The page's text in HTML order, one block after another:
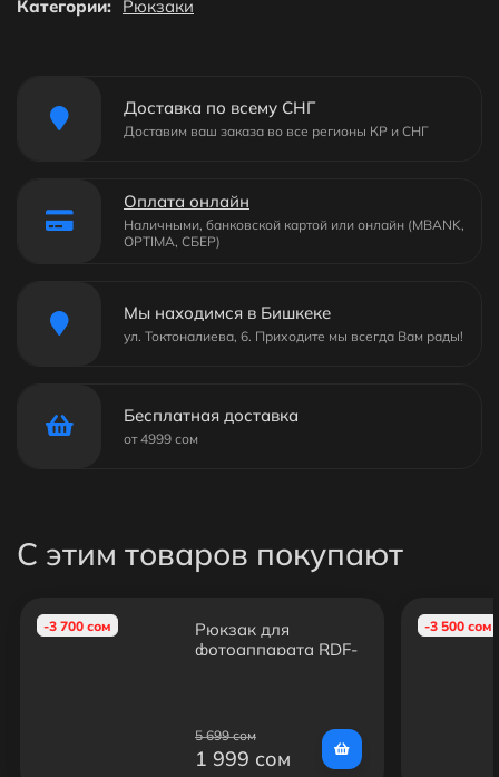
Категории: Рюкзаки
Доставка по всему СНГ
Доставим ваш заказа во все регионы КР и СНГ
Оплата онлайн
Наличными, банковской картой или онлайн (MBANK,
OPTIMA, СБЕР)
Мы находимся в Бишкеке
ул. Токтоналиева, 6. Приходите мы всегда Вам рады!
Бесплатная доставка
от 4999 сом
С этим товаров покупают
-3 700 сом
Рюкзак для
фотоаппарата RDF-
5 699 сом
1 999 сом
-3 500 сом